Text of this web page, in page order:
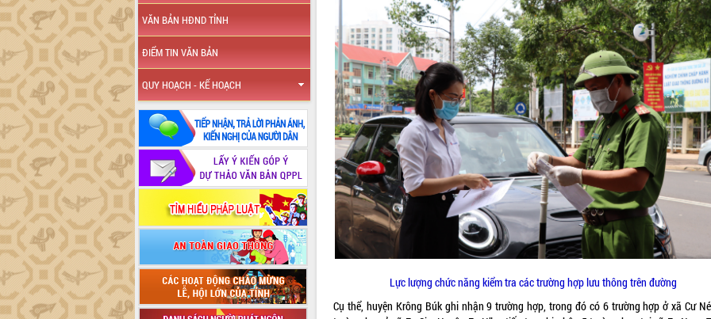
VĂN BẢN HĐND TỈNH
ĐIỂM TIN VĂN BẢN
QUY HOẠCH - KẾ HOẠCH
Lực lượng chức năng kiểm tra các trường hợp lưu thông trên đường
Cụ thể, huyện Krông Búk ghi nhận 9 trường hợp, trong đó có 6 trường hợp ở xã Cư